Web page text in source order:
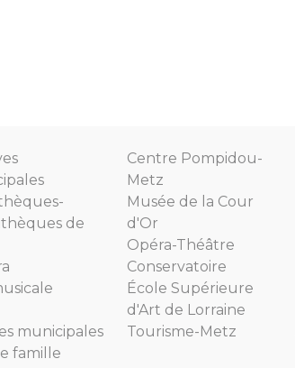
de
municipales
famille
Centre Pompidou-
Metz
Musée de la Cour
d'Or
Opéra-Théâtre
Conservatoire
École Supérieure
d'Art de Lorraine
Tourisme-Metz